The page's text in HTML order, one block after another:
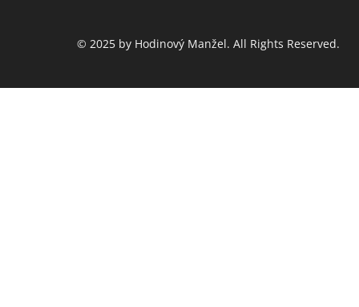
© 2025 by Hodinový Manžel. All Rights Reserved.